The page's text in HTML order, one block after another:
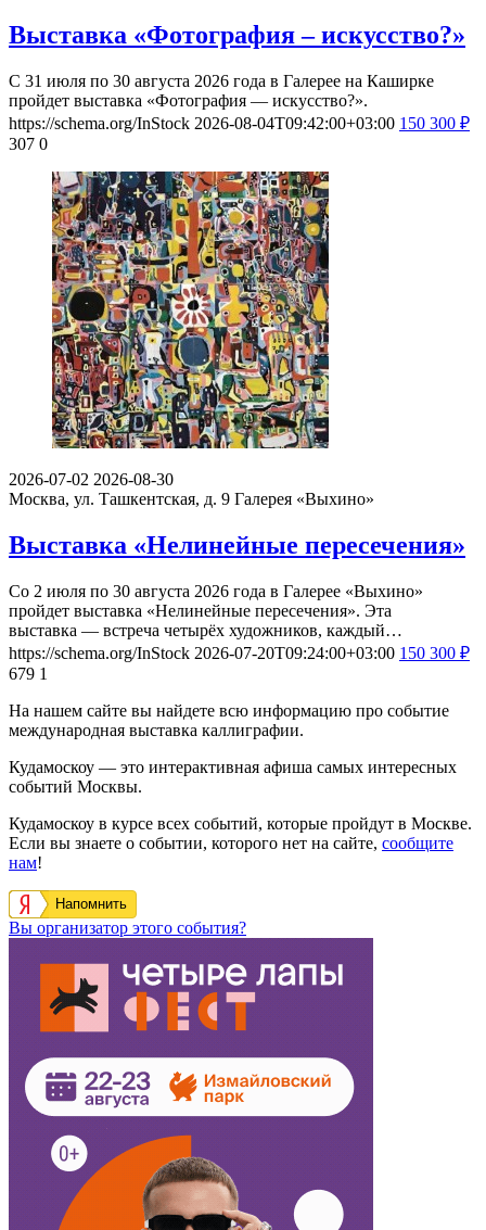
Выставка «Фотография – искусство?»
С 31 июля по 30 августа 2026 года в Галерее на Каширке
пройдет выставка «Фотография — искусство?».
https://schema.org/InStock 2026-08-04T09:42:00+03:00 150 300 ₽
307 0
2026-07-02 2026-08-30
Москва, ул. Ташкентская, д. 9 Галерея «Выхино»
Выставка «Нелинейные пересечения»
Со 2 июля по 30 августа 2026 года в Галерее «Выхино»
пройдет выставка «Нелинейные пересечения». Эта
выставка — встреча четырёх художников, каждый…
https://schema.org/InStock 2026-07-20T09:24:00+03:00 150 300 ₽
679 1
На нашем сайте вы найдете всю информацию про событие
международная выставка каллиграфии.
Кудамоскоу — это интерактивная афиша самых интересных
событий Москвы.
Кудамоскоу в курсе всех событий, которые пройдут в Москве.
Если вы знаете о событии, которого нет на сайте, сообщите
нам!
Напомнить
Вы организатор этого события?